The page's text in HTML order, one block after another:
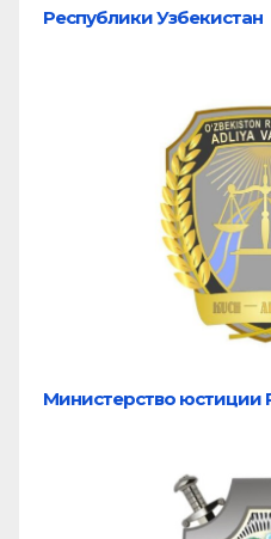
Республики Узбекистан
Министерство юстиции